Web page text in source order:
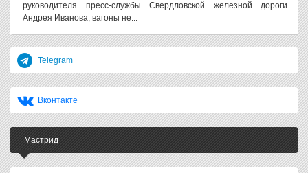
руководителя пресс-службы Свердловской железной дороги
Андрея Иванова, вагоны не...
Telegram
Вконтакте
Мастрид